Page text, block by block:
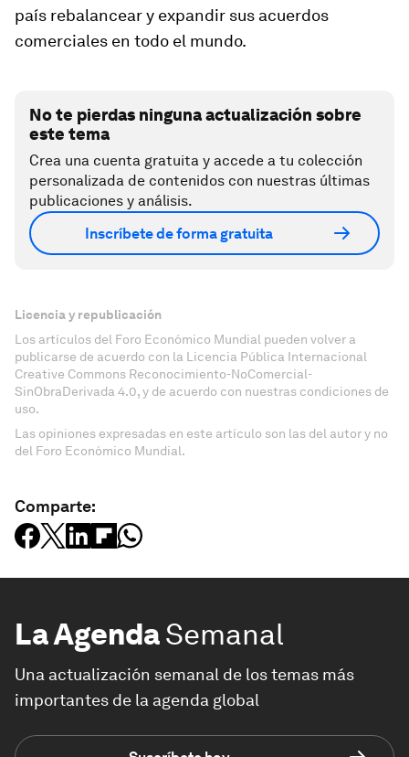
país rebalancear y expandir sus acuerdos
comerciales en todo el mundo.
No te pierdas ninguna actualización sobre
este tema
Crea una cuenta gratuita y accede a tu colección
personalizada de contenidos con nuestras últimas
publicaciones y análisis.
Inscríbete de forma gratuita
Licencia y republicación
Los artículos del Foro Económico Mundial pueden volver a
publicarse de acuerdo con la Licencia Pública Internacional
Creative Commons Reconocimiento-NoComercial-
SinObraDerivada 4.0, y de acuerdo con nuestras condiciones de
uso.
Las opiniones expresadas en este artículo son las del autor y no
del Foro Económico Mundial.
Comparte:
La AgendaSemanal
Una actualización semanal de los temas más
importantes de la agenda global